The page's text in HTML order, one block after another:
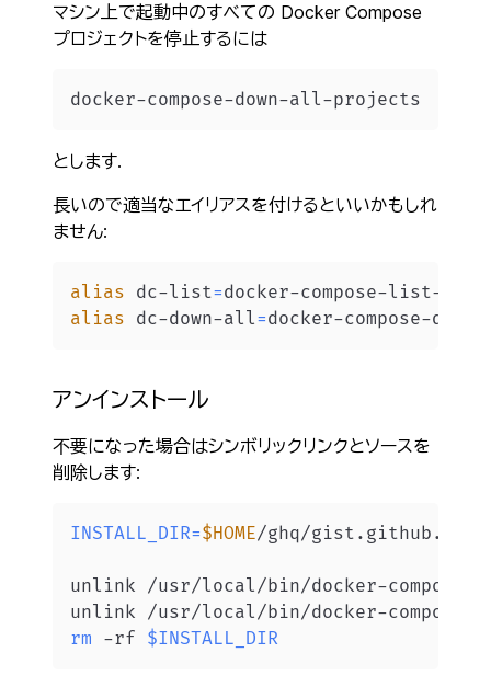
マシン上で起動中のすべての Docker Compose
プロジェクトを停止するには
とします.
長いので適当なエイリアスを付けるといいかもしれ
ません:
alias dc-list=
alias dc-down-all=
アンインストール
不要になった場合はシンボリックリンクとソースを
削除します:
INSTALL_DIR=$HOME/ghq/gist.github.com/
rm -rf $INSTALL_DIR